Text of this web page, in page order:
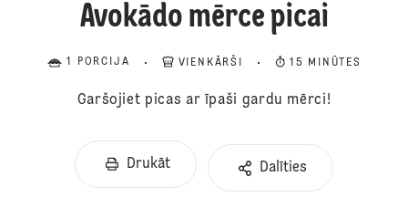
Avokādo mērce picai
1 PORCIJA VIENKĀRŠI 15 MINŪTES
Garšojiet picas ar īpaši gardu mērci!
Drukāt Dalīties